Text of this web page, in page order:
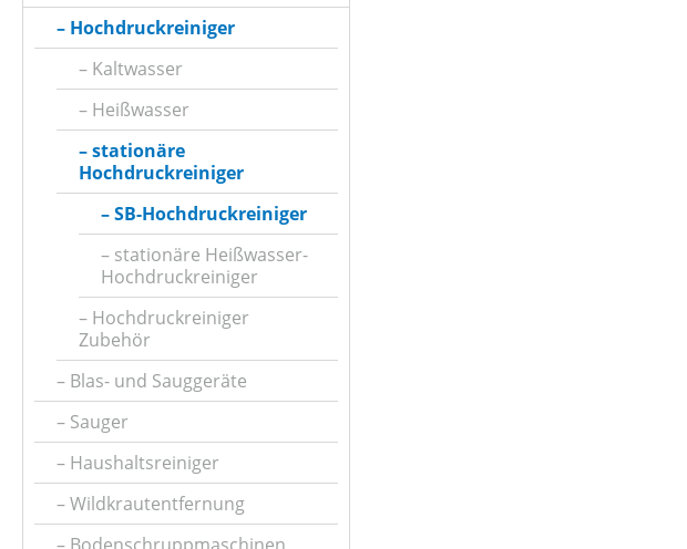
Hochdruckreiniger
Kaltwasser
Heißwasser
stationäre
Hochdruckreiniger
SB-Hochdruckreiniger
stationäre Heißwasser-
Hochdruckreiniger
Hochdruckreiniger
Zubehör
Blas- und Sauggeräte
Sauger
Haushaltsreiniger
Wildkrautentfernung